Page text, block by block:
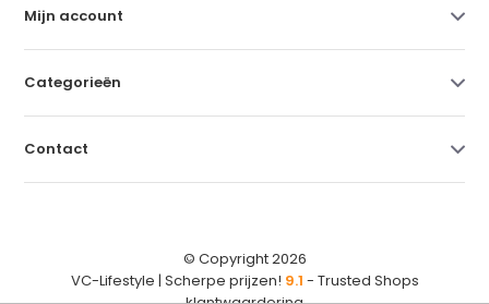
Mijn account
Categorieën
Contact
© Copyright 2026
VC-Lifestyle | Scherpe prijzen! 9.1 - Trusted Shops